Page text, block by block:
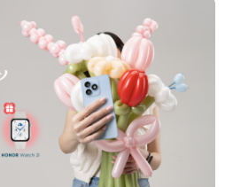
Ձայնային կապի և SMS
են գործել։
վերաբերյալ լրացուցիչ
կտրամադրվի իրավիճակի
Շնորհակալություն